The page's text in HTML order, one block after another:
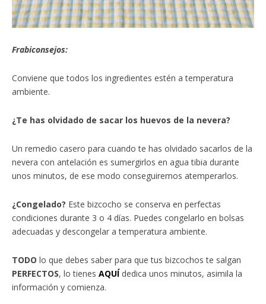
Frabiconsejos:
Conviene que todos los ingredientes estén a temperatura
ambiente.
¿Te has olvidado de sacar los huevos de la nevera?
Un remedio casero para cuando te has olvidado sacarlos de la
nevera con antelación es sumergirlos en agua tibia durante
unos minutos, de ese modo conseguiremos atemperarlos.
¿Congelado? Este bizcocho se conserva en perfectas
condiciones durante 3 o 4 días. Puedes congelarlo en bolsas
adecuadas y descongelar a temperatura ambiente.
TODO lo que debes saber para que tus bizcochos te salgan
PERFECTOS, lo tienes AQUÍdedica unos minutos, asimila la
información y comienza.